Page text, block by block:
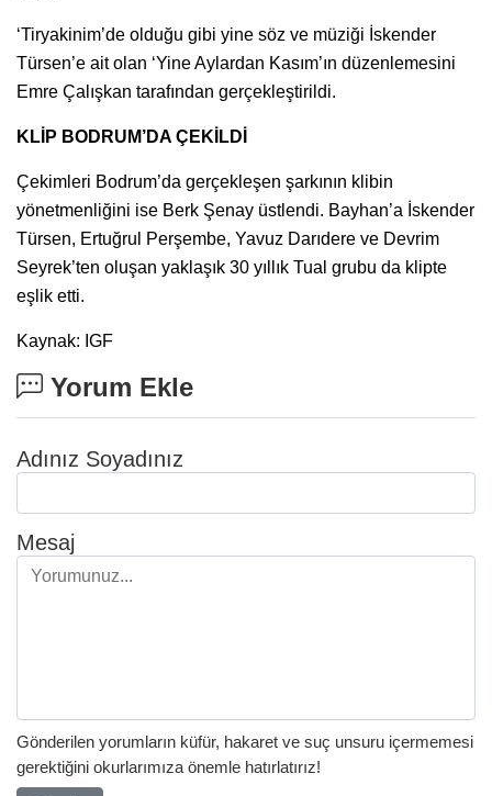
‘Tiryakinim’de olduğu gibi yine söz ve müziği İskender
Türsen’e ait olan ‘Yine Aylardan Kasım’ın düzenlemesini
Emre Çalışkan tarafından gerçekleştirildi.
KLİP BODRUM’DA ÇEKİLDİ
Çekimleri Bodrum’da gerçekleşen şarkının klibin
yönetmenliğini ise Berk Şenay üstlendi. Bayhan’a İskender
Türsen, Ertuğrul Perşembe, Yavuz Darıdere ve Devrim
Seyrek’ten oluşan yaklaşık 30 yıllık Tual grubu da klipte
eşlik etti.
Kaynak: IGF
Yorum Ekle
Adınız Soyadınız
Mesaj
Gönderilen yorumların küfür, hakaret ve suç unsuru içermemesi
gerektiğini okurlarımıza önemle hatırlatırız!